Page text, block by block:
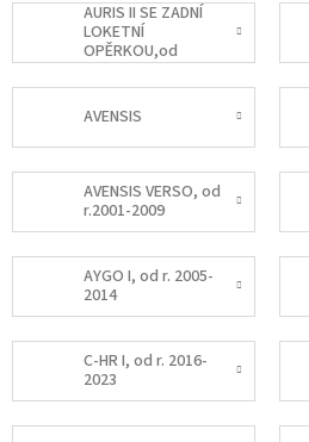
AURIS II SE ZADNÍ
LOKETNÍ
OPĚRKOU,od
r.2012-2018
AVENSIS
AVENSIS VERSO, od
r.2001-2009
AYGO I, od r. 2005-
2014
C-HR I, od r. 2016-
2023